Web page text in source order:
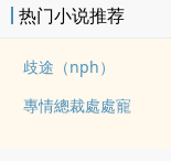
热门小说推荐
歧途（nph）
專情總裁處處寵